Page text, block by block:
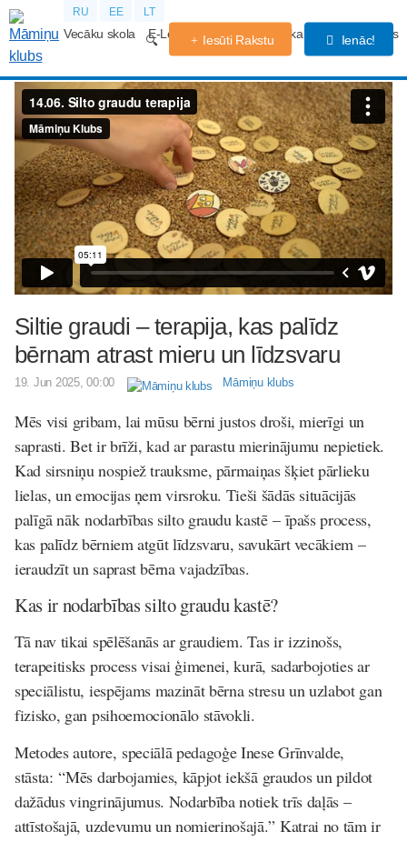
RU EE LT
Vecāku skola E-Lekcijas Grūtniecības kalendārs Forums
Iesūti Rakstu Ienāc!
Siltie graudi – terapija, kas palīdz
bērnam atrast mieru un līdzsvaru
19. Jun 2025, 00:00 Māmiņu klubs
Mēs visi gribam, lai mūsu bērni justos droši, mierīgi un
saprasti. Bet ir brīži, kad ar parastu mierinājumu nepietiek.
Kad sirsniņu nospiež trauksme, pārmaiņas šķiet pārlieku
lielas, un emocijas ņem virsroku. Tieši šādās situācijās
palīgā nāk nodarbības silto graudu kastē – īpašs process,
kas palīdz bērniem atgūt līdzsvaru, savukārt vecākiem –
ieraudzīt un saprast bērna vajadzības.
Kas ir nodarbības silto graudu kastē?
Tā nav tikai spēlēšanās ar graudiem. Tas ir izzinošs,
terapeitisks process visai ģimenei, kurā, sadarbojoties ar
speciālistu, iespējams mazināt bērna stresu un uzlabot gan
fizisko, gan psihoemocionālo stāvokli.
Metodes autore, speciālā pedagoģe Inese Grīnvalde,
stāsta: “Mēs darbojamies, kāpjot iekšā graudos un pildot
dažādus vingrinājumus. Nodarbība notiek trīs daļās –
attīstošajā, uzdevumu un nomierinošajā.” Katrai no tām ir